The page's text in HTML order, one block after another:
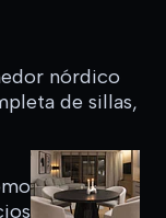
nórdico
de sillas,